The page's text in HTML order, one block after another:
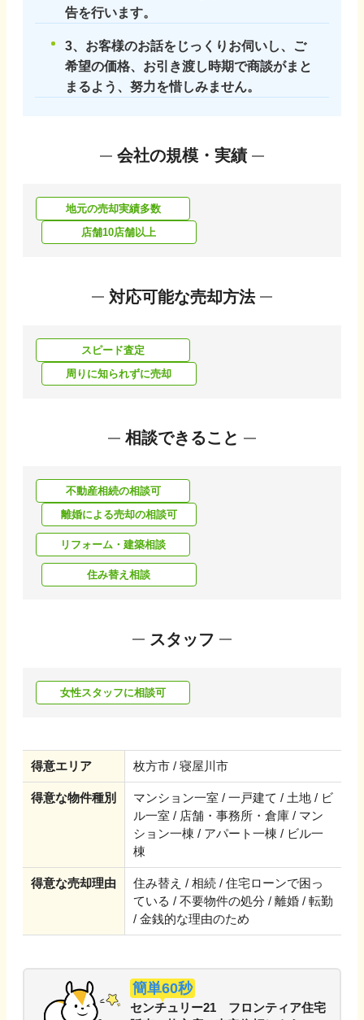
告を行います。
3、お客様のお話をじっくりお伺いし、ご
希望の価格、お引き渡し時期で商談がまと
まるよう、努力を惜しみません。
会社の規模・実績
地元の売却実績多数
店舗10店舗以上
対応可能な売却方法
スピード査定
周りに知られずに売却
相談できること
不動産相続の相談可
離婚による売却の相談可
リフォーム・建築相談
住み替え相談
スタッフ
女性スタッフに相談可
得意エリア 枚方市 / 寝屋川市
得意な物件種別
マンション一室 / 一戸建て / 土地 / ビ
ル一室 / 店舗・事務所・倉庫 / マン
ション一棟 / アパート一棟 / ビル一
棟
得意な売却理由
住み替え / 相続 / 住宅ローンで困っ
ている / 不要物件の処分 / 離婚 / 転勤
/ 金銭的な理由のため
簡単60秒
センチュリー21 フロンティア住宅